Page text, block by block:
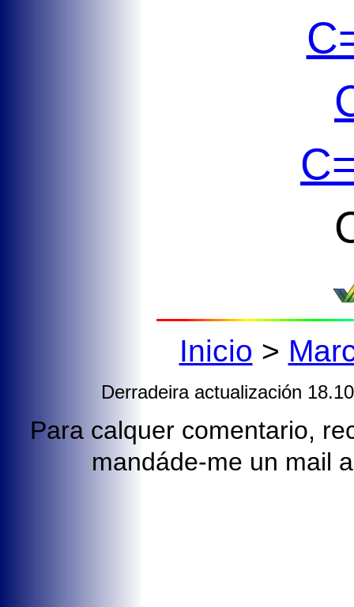
Inicio >
Derradeira actualización
Para calquer comentario,
mandáde-me un mail